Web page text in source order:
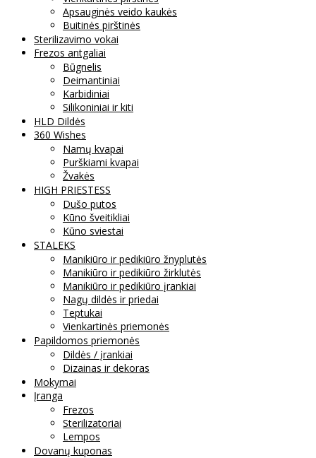
Apsauginės veido kaukės
Buitinės pirštinės
Sterilizavimo vokai
Frezos antgaliai
Būgnelis
Deimantiniai
Karbidiniai
Silikoniniai ir kiti
HLD Dildės
360 Wishes
Namų kvapai
Purškiami kvapai
Žvakės
HIGH PRIESTESS
Dušo putos
Kūno šveitikliai
Kūno sviestai
STALEKS
Manikiūro ir pedikiūro žnyplutės
Manikiūro ir pedikiūro žirklutės
Manikiūro ir pedikiūro įrankiai
Nagų dildės ir priedai
Teptukai
Vienkartinės priemonės
Papildomos priemonės
Dildės / įrankiai
Dizainas ir dekoras
Mokymai
Įranga
Frezos
Sterilizatoriai
Lempos
Dovanų kuponas